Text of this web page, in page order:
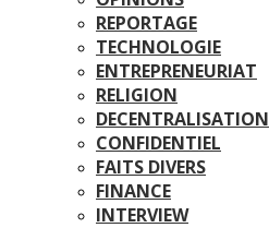
REPORTAGE
TECHNOLOGIE
ENTREPRENEURIAT
RELIGION
DECENTRALISATION
CONFIDENTIEL
FAITS DIVERS
FINANCE
INTERVIEW